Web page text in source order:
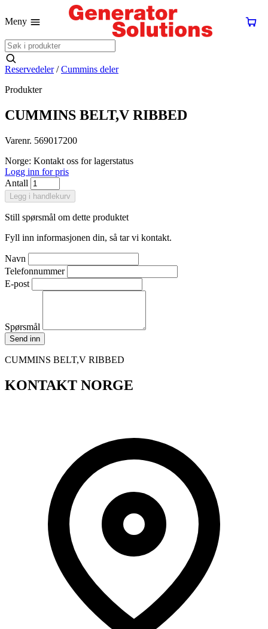
Meny
Reservedeler / Cummins deler
Produkter
CUMMINS BELT,V RIBBED
Varenr. 569017200
Norge: Kontakt oss for lagerstatus
Logg inn for pris
Antall
Legg i handlekurv
Still spørsmål om dette produktet
Fyll inn informasjonen din, så tar vi kontakt.
Navn
Telefonnummer
E-post
Spørsmål
Send inn
CUMMINS BELT,V RIBBED
KONTAKT NORGE